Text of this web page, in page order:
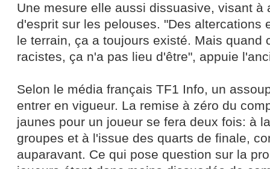
Une mesure elle aussi dissuasive, visant à
d'esprit sur les pelouses. "Des altercations
le terrain, ça a toujours existé. Mais quand
racistes, ça n'a pas lieu d'être", appuie
Selon le média français TF1 Info, un
entrer en vigueur. La remise à zéro du
jaunes pour un joueur se fera deux fois: à
groupes et à l'issue des quarts de finale,
auparavant. Ce qui pose question sur la